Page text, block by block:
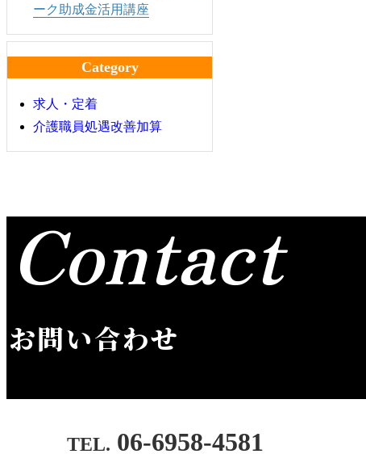
ーク助成金活用講座
Category
求人・定着
介護職員処遇改善加算
Contact
お問い合わせ
06-6958-4581